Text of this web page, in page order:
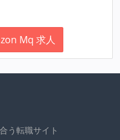
Mq 求人
う転職サイト